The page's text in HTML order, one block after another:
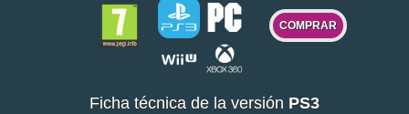
COMPRAR
Ficha técnica de la versión PS3